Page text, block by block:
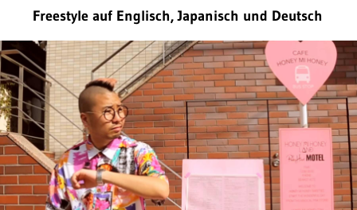
Freestyle auf Englisch, Japanisch und Deutsch